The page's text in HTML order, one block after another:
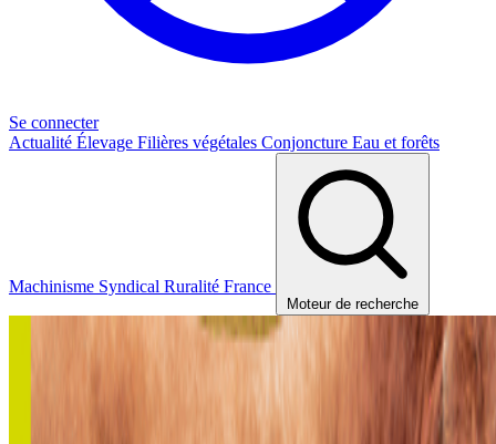
Se connecter
Actualité Élevage Filières végétales Conjoncture Eau et forêts
Machinisme Syndical Ruralité France
Moteur de recherche